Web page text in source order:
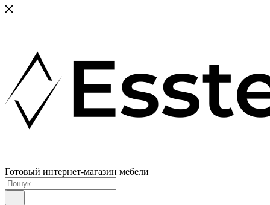
Готовый интернет-магазин мебели